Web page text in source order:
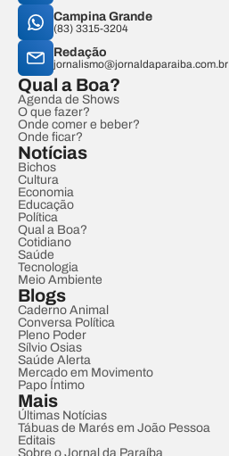
Campina Grande
(83) 3315-3204
Redação
jornalismo@jornaldaparaiba.com.br
Qual a Boa?
Agenda de Shows
O que fazer?
Onde comer e beber?
Onde ficar?
Notícias
Bichos
Cultura
Economia
Educação
Política
Qual a Boa?
Cotidiano
Saúde
Tecnologia
Meio Ambiente
Blogs
Caderno Animal
Conversa Política
Pleno Poder
Sílvio Osias
Saúde Alerta
Mercado em Movimento
Papo Íntimo
Mais
Últimas Notícias
Tábuas de Marés em João Pessoa
Editais
Sobre o Jornal da Paraíba